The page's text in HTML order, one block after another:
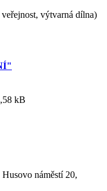
výtvarná dílna)
kB
náměstí 20,